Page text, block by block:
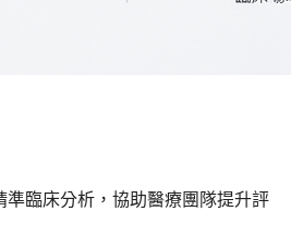
臨床分析，協助醫療團隊提升評